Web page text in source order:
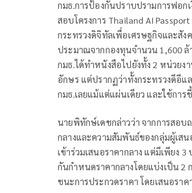
กมธ.การป้องกันปราบปรามการฟอก
สอบโครงการ Thailand AI
กระทรวงดิจิทัลเพื่อเศรษฐกิจและสัง
ประมาณจากกองทุนจำนวน 1,600
กมธ.ได้ทำหนังสือไปยังทั้ง 2 หน่วยง
อักษร แต่ปรากฏว่าทั้งกระทรวงดีอีแ
กมธ.เลยแม้แต่แผ่นเดียว และใช้กา
นายพิทักษ์เดชกล่าวว่า จากการสอบ
กลางและความสัมพันธ์ของกลุ่มผู้เส
เข้าร่วมเสนอราคากลาง แต่มีเพียง
กันกำหนดราคากลางโดยแบ่งเป็น
ชนะการประกวดราคา โดยเสนอราค